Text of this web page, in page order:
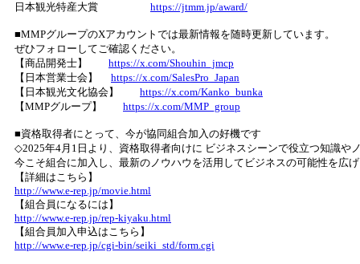
日本観光特産大賞 https://jtmm.jp/award/
■MMPグループのXアカウントでは最新情報を随時更新しています。
ぜひフォローしてご確認ください。
【商品開発士】 https://x.com/Shouhin_jmcp
【日本営業士会】 https://x.com/SalesPro_Japan
【日本観光文化協会】 https://x.com/Kanko_bunka
【MMPグループ】 https://x.com/MMP_group
■資格取得者にとって、今が協同組合加入の好機です
◇2025年4月1日より、資格取得者向けに ビジネスシーンで役立つ知識
今こそ組合に加入し、最新のノウハウを活用してビジネスの可能性を広
【詳細はこちら】
http://www.e-rep.jp/movie.html
【組合員になるには】
http://www.e-rep.jp/rep-kiyaku.html
【組合員加入申込はこちら】
http://www.e-rep.jp/cgi-bin/seiki_std/form.cgi